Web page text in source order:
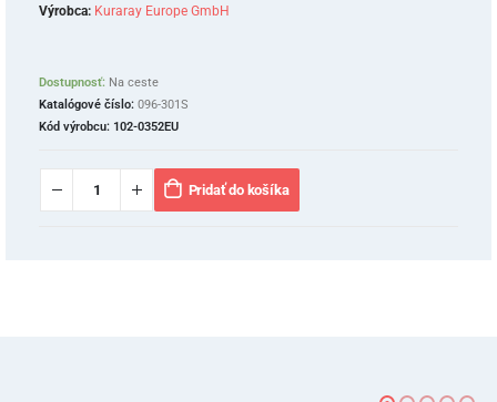
Výrobca: Kuraray Europe GmbH
Dostupnosť: Na ceste
Katalógové číslo: 096-301S
Kód výrobcu: 102-0352EU
Pridať do košíka